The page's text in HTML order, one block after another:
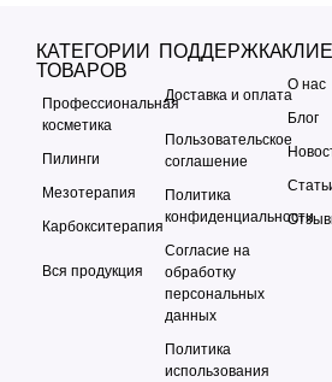
КАТЕГОРИИ
ТОВАРОВ
Профессиональная
косметика
Пилинги
Мезотерапия
Карбокситерапия
Вся продукция
ПОДДЕРЖКА
Доставка и оплата
Пользовательское
соглашение
Политика
конфиденциальности
Согласие на
обработку
персональных
данных
Политика
использования
О нас
Блог